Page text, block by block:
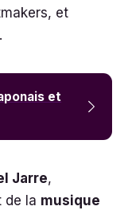
et
et
Jarre,
de la musique